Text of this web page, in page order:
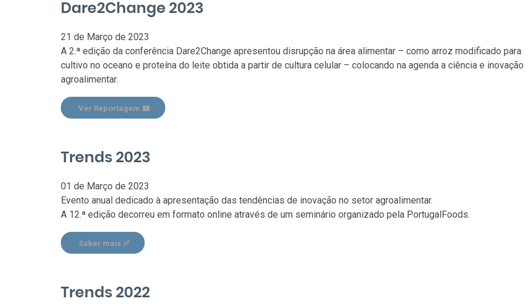
Dare2Change 2023
21 de Março de 2023
A 2.ª edição da conferência Dare2Change apresentou disrupção na área alimentar – como arroz modificado para
cultivo no oceano e proteína do leite obtida a partir de cultura celular – colocando na agenda a ciência e inovação
agroalimentar.
Ver Reportagem
Trends 2023
01 de Março de 2023
Evento anual dedicado à apresentação das tendências de inovação no setor agroalimentar.
A 12.ª edição decorreu em formato online através de um seminário organizado pela PortugalFoods.
Saber mais
Trends 2022